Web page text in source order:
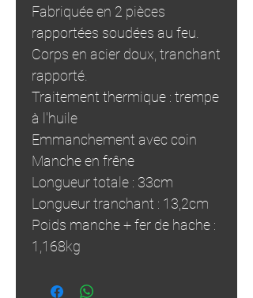
Fabriquée en 2 pièces
rapportées soudées au feu.
Corps en acier doux, tranchant
rapporté.
Traitement thermique : trempe
à l'huile
Emmanchement avec coin
Manche en frêne
Longueur totale : 33cm
Longueur tranchant : 13,2cm
Poids manche + fer de hache :
1,168kg